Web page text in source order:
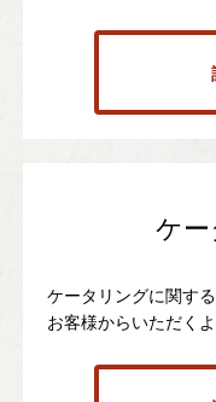
ケ
ケータリングに関す
お客様からいただく